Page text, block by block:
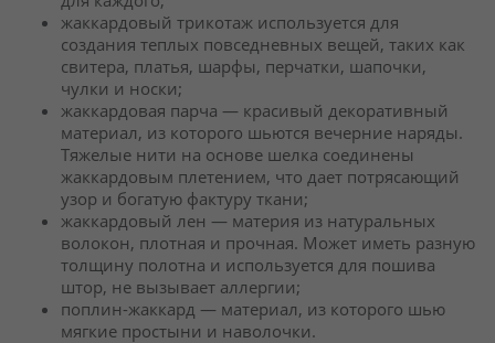
жаккардовый трикотаж используется для
создания теплых повседневных вещей, таких как
свитера, платья, шарфы, перчатки, шапочки,
чулки и носки;
жаккардовая парча — красивый декоративный
материал, из которого шьются вечерние наряды.
Тяжелые нити на основе шелка соединены
жаккардовым плетением, что дает потрясающий
узор и богатую фактуру ткани;
жаккардовый лен — материя из натуральных
волокон, плотная и прочная. Может иметь разную
толщину полотна и используется для пошива
штор, не вызывает аллергии;
поплин-жаккард — материал, из которого шью
мягкие простыни и наволочки.